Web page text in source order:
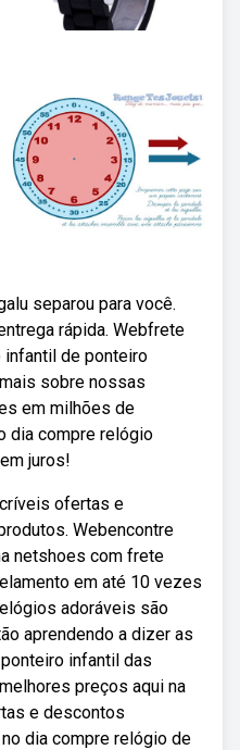
separou para você.
rápida. Webfrete
de ponteiro
sobre nossas
em milhões de
dia compre relógio
juros!
ofertas e
Webencontre
netshoes com frete
em até 10 vezes
adoráveis são
aprendendo a dizer as
infantil das
preços aqui na
e descontos
dia compre relógio de